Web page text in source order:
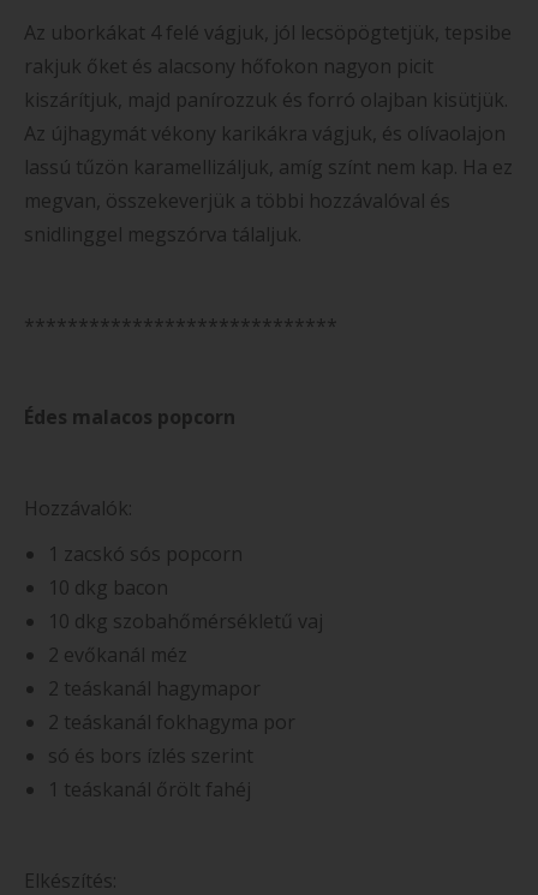
Az uborkákat 4 felé vágjuk, jól lecsöpögtetjük, tepsibe
rakjuk őket és alacsony hőfokon nagyon picit
kiszárítjuk, majd panírozzuk és forró olajban kisütjük.
Az újhagymát vékony karikákra vágjuk, és olívaolajon
lassú tűzön karamellizáljuk, amíg színt nem kap. Ha ez
megvan, összekeverjük a többi hozzávalóval és
snidlinggel megszórva tálaljuk.
*****************************
Édes malacos popcorn
Hozzávalók:
1 zacskó sós popcorn
10 dkg bacon
10 dkg szobahőmérsékletű vaj
2 evőkanál méz
2 teáskanál hagymapor
2 teáskanál fokhagyma por
só és bors ízlés szerint
1 teáskanál őrölt fahéj
Elkészítés: